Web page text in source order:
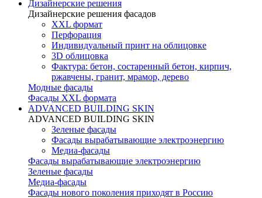
Дизайнерские решения
Дизайнерские решения фасадов
XXL формат
Перфорация
Индивидуальный принт на облицовке
3D облицовка
Фактура: бетон, состаренный бетон, кирпич,
ржавчены, гранит, мрамор, дерево
Модные фасады
Фасады XXL формата
ADVANCED BUILDING SKIN
ADVANCED BUILDING SKIN
Зеленые фасады
Фасады вырабатывающие электроэнергию
Медиа-фасады
Фасады вырабатывающие электроэнергию
Зеленые фасады
Медиа-фасады
Фасады нового поколения приходят в Россию